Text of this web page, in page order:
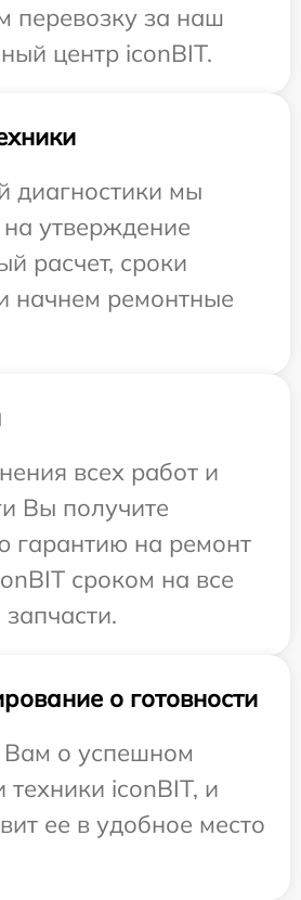
перевозку за наш
центр iconBIT.
диагностики мы
утверждение
расчет, сроки
начнем ремонтные
всех работ и
Вы получите
гарантию на ремонт
сроком на все
о готовности
о успешном
техники iconBIT, и
ее в удобное место